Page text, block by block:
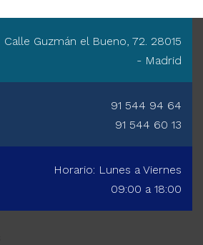
Calle Guzmán el Bueno, 72. 28015
- Madrid
91 544 94 64
91 544 60 13
Horario: Lunes a Viernes
09:00 a 18:00